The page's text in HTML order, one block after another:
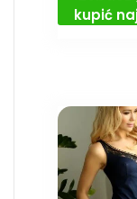
kupić